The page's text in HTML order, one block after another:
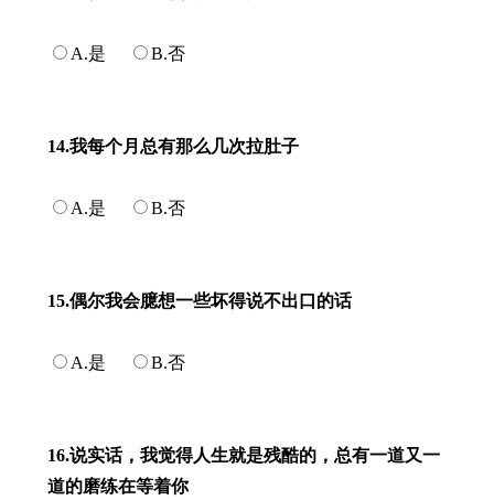
A.是 B.否
14.我每个月总有那么几次拉肚子
A.是 B.否
15.偶尔我会臆想一些坏得说不出口的话
A.是 B.否
16.说实话，我觉得人生就是残酷的，总有一道又一
道的磨练在等着你